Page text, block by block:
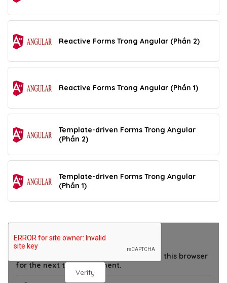
Reactive Forms Trong Angular (Phần 2)
Reactive Forms Trong Angular (Phần 1)
Template-driven Forms Trong Angular
(Phần 2)
Template-driven Forms Trong Angular
(Phần 1)
Verify
THÊM BÌNH LUẬN
Save my name, email, and website in this browser
for the next time I comment.